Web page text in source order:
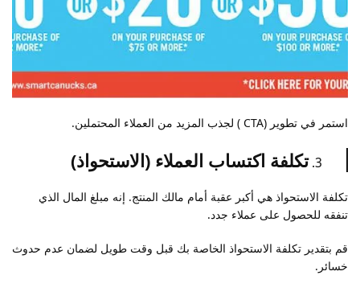
استمر في تطوير (CTA ) لجذب المزيد من العملاء المحتملين.
تكلفة اكتساب العملاء (الاستحواذ)
تكلفة الاستحواذ هي أكبر عقبة أمام مالك المنتج. إنه مبلغ المال الذي
تنفقه للحصول على عملاء جدد.
قم بتقدير تكلفة الاستحواذ الخاصة بك قبل وقت طويل لضمان عدم حدوث
خسائر.